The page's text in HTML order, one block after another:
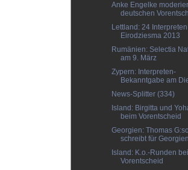
Anke Engelke
deutschen
Lettland: 24
Eirodziesma 2013
Rumänien: Selectia
am 9. März
Zypern: Interpreten-
Bekanntgabe am
News-Splitter (334)
Island: Birgitta und
beim Vorentscheid
Georgien: Thomas
schreibt für Georgien
Island: K.o.-Runden
Vorentscheid